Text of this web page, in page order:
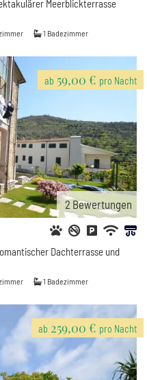
Meerblickterrasse
1 Badezimmer
ab 59,00 € pro Nacht
2 Bewertungen
Dachterrasse und
1 Badezimmer
ab 259,00 € pro Nacht